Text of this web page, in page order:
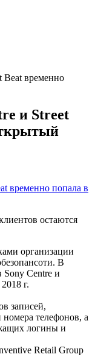
Beat временно
и Street
остаются
организации
В
Sony Centre и
г.
записей,
телефонов, а
логины и
Retail Group